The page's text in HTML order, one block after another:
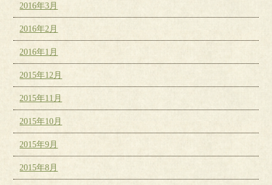
2016年3月
2016年2月
2016年1月
2015年12月
2015年11月
2015年10月
2015年9月
2015年8月